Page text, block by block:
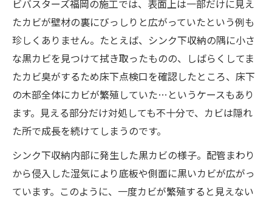
ビバスターズ福岡の施工では、表面上は一部だけに見え
たカビが壁材の裏にびっしりと広がっていたという例も
珍しくありません​。たとえば、シンク下収納の隅に小さ
な黒カビを見つけて拭き取ったものの、しばらくしてま
たカビ臭がするため床下点検口を確認したところ、床下
の木部全体にカビが繁殖していた…というケースもあり
ます。見える部分だけ対処しても不十分で、カビは隠れ
た所で成長を続けてしまうのです。
シンク下収納内部に発生した黒カビの様子。配管まわり
から侵入した湿気により底板や側面に黒いカビが広がっ
ています。このように、一度カビが繁殖すると見えない